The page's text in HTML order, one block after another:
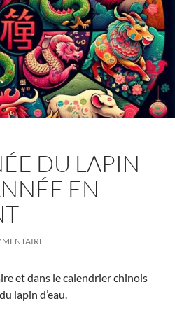
DU LAPIN
EN
et dans le calendrier chinois
lapin d’eau.